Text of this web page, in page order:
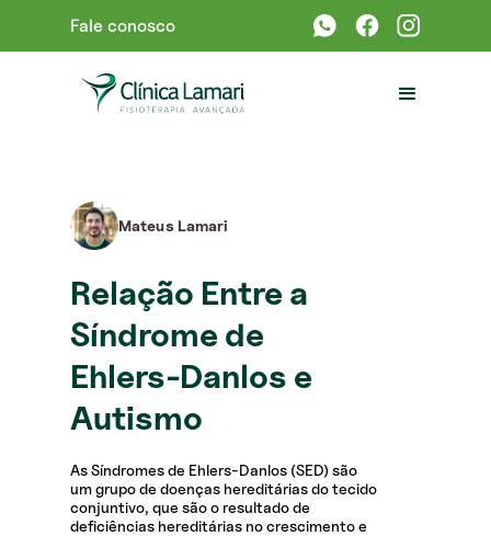
Fale conosco
Mateus Lamari
Relação Entre a
Síndrome de
Ehlers-Danlos e
Autismo
As Síndromes de Ehlers-Danlos (SED) são
um grupo de doenças hereditárias do tecido
conjuntivo, que são o resultado de
deficiências hereditárias no crescimento e